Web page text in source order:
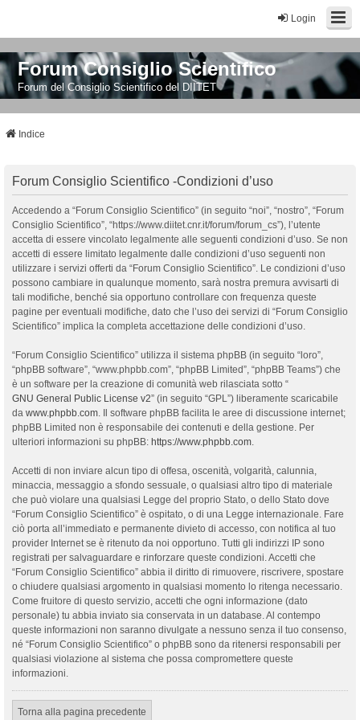
Login
Forum Consiglio Scientifico
Forum del Consiglio Scientifico del DIITET
Indice
Forum Consiglio Scientifico -Condizioni d’uso
Accedendo a “Forum Consiglio Scientifico” (in seguito “noi”, “nostro”, “Forum
Consiglio Scientifico”, “https://www.diitet.cnr.it/forum/forum_cs”), l’utente
accetta di essere vincolato legalmente alle seguenti condizioni d’uso. Se non
accetti di essere limitato legalmente dalle condizioni d’uso seguenti non
utilizzare i servizi offerti da “Forum Consiglio Scientifico”. Le condizioni d’uso
possono cambiare in qualunque momento, sarà nostra premura avvisarti di
tali modifiche, benché sia opportuno controllare con frequenza queste
pagine per eventuali modifiche, dato che l’uso dei servizi di “Forum Consiglio
Scientifico” implica la completa accettazione delle condizioni d’uso.
“Forum Consiglio Scientifico” utilizza il sistema phpBB (in seguito “loro”,
“phpBB software”, “www.phpbb.com”, “phpBB Limited”, “phpBB Teams”) che
è un software per la creazione di comunità web rilasciata sotto “
GNU General Public License v2” (in seguito “GPL”) liberamente scaricabile
da www.phpbb.com. Il software phpBB facilita le aree di discussione internet;
phpBB Limited non è responsabile dei contenuti e della gestione. Per
ulteriori informazioni su phpBB: https://www.phpbb.com.
Accetti di non inviare alcun tipo di offesa, oscenità, volgarità, calunnia,
minaccia, messaggio a sfondo sessuale, o qualsiasi altro tipo di materiale
che può violare una qualsiasi Legge del proprio Stato, o dello Stato dove
“Forum Consiglio Scientifico” è ospitato, o di una Legge internazionale. Fare
ciò porta all’immediato e permanente divieto di accesso, con notifica al tuo
provider Internet se è ritenuto da noi opportuno. Tutti gli indirizzi IP sono
registrati per salvaguardare e rinforzare queste condizioni. Accetti che
“Forum Consiglio Scientifico” abbia il diritto di rimuovere, riscrivere, spostare
o chiudere qualsiasi argomento in qualsiasi momento lo ritenga necessario.
Come fruitore di questo servizio, accetti che ogni informazione (dato
personale) tu abbia inviato sia conservata in un database. Al contempo
queste informazioni non saranno divulgate a nessuno senza il tuo consenso,
né “Forum Consiglio Scientifico” o phpBB sono da ritenersi responsabili per
qualsiasi violazione al sistema che possa compromettere queste
informazioni.
Torna alla pagina precedente